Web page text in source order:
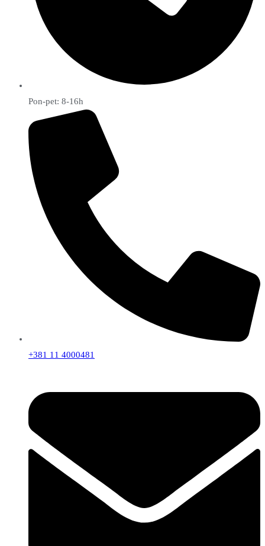
Pon-pet: 8-16h
+381 11 4000481